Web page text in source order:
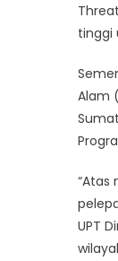
tinggi
Alam
“Atas
UPT